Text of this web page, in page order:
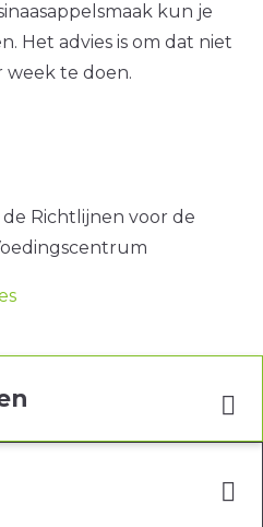
kun je
Het advies is om dat niet
week te doen.
Richtlijnen voor de